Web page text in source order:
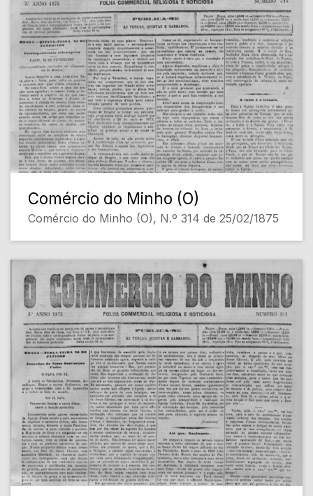
Comércio do Minho (O)
Comércio do Minho (O), N.º 314 de 25/02/1875